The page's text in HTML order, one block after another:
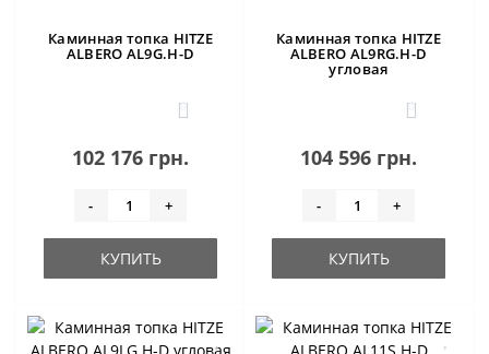
Каминная топка HITZE
ALBERO AL9G.H-D
0
102 176 грн.
- +
КУПИТЬ
Каминная топка HITZE
ALBERO AL9RG.H-D
угловая
0
104 596 грн.
- +
КУПИТЬ